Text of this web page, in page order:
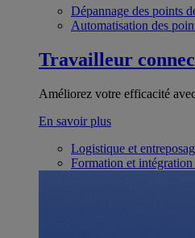
Dépannage des points
Automatisation des
Travailleur
Améliorez votre efficacité
En savoir plus
Logistique et
Formation et intégration